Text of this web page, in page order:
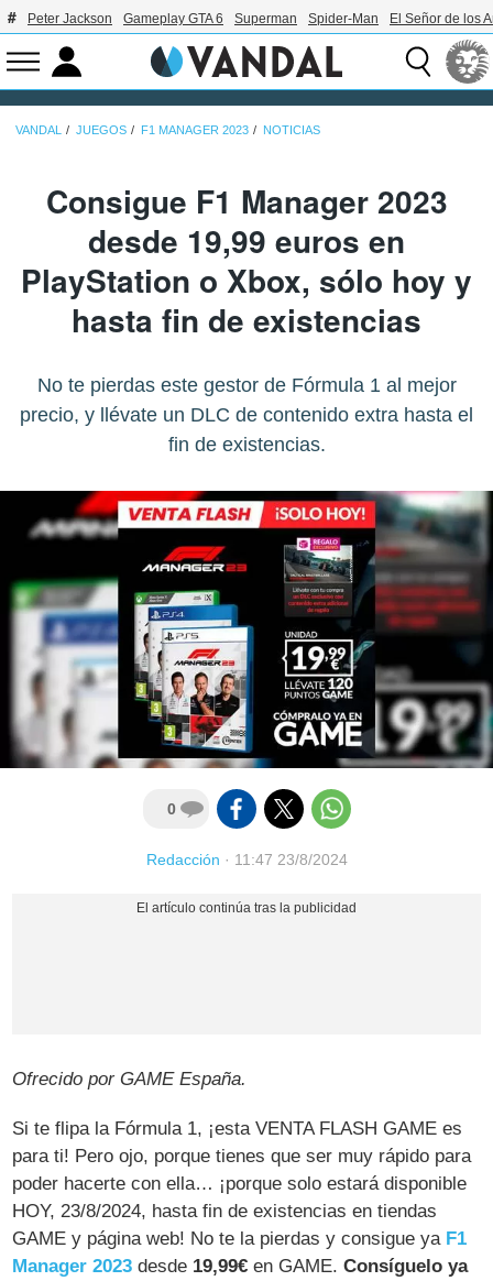
Peter Jackson Gameplay GTA 6 Superman Spider-Man El Señor de los
VANDAL JUEGOS F1 MANAGER 2023 NOTICIAS
Consigue F1 Manager 2023
desde 19,99 euros en
PlayStation o Xbox, sólo hoy y
hasta fin de existencias
No te pierdas este gestor de Fórmula 1 al mejor
precio, y llévate un DLC de contenido extra hasta el
fin de existencias.
0
Redacción · 11:47 23/8/2024
Ofrecido por GAME España.
Si te flipa la Fórmula 1, ¡esta VENTA FLASH GAME es
para ti! Pero ojo, porque tienes que ser muy rápido para
poder hacerte con ella… ¡porque solo estará disponible
HOY, 23/8/2024, hasta fin de existencias en tiendas
GAME y página web! No te la pierdas y consigue ya F1
Manager 2023 desde 19,99€ en GAME.Consíguelo ya